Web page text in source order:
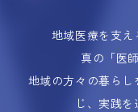
地域医療を支え
真の「医
地域の方々の暮ら
じ、実践